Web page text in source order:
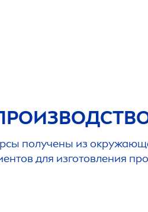
получены из
для изготовления